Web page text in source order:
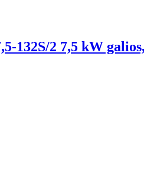
2 7,5 kW